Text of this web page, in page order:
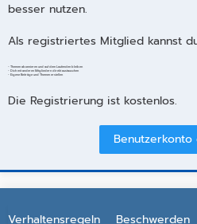
besser nutzen.
Als registriertes Mitglied kannst
- Themen abonnieren und auf dem Laufenden bleiben
- Dich mit anderen Mitgliedern direkt austauschen
- Eigene Beiträge und Themen erstellen
Die Registrierung ist kostenlos.
Benutzerkonto
Verhaltensregeln Beschwerden